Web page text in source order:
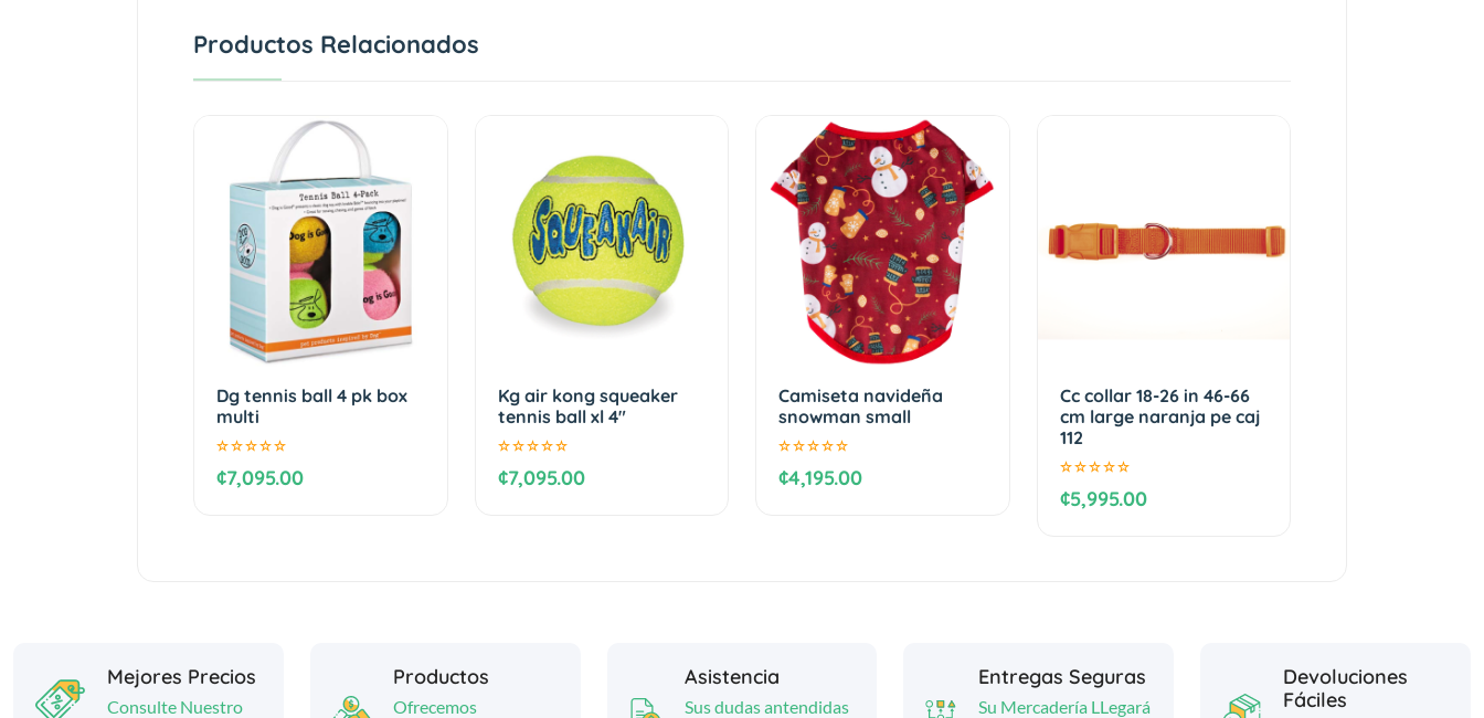
Productos Relacionados
Dg tennis ball 4 pk box
multi
¢7,095.00
Kg air kong squeaker
tennis ball xl 4"
¢7,095.00
Camiseta navideña
snowman small
¢4,195.00
Cc collar 18-26 in 46-66
cm large naranja pe caj
112
¢5,995.00
Mejores Precios
Consulte Nuestro
Productos
Ofrecemos
Asistencia
Sus dudas antendidas
Entregas Seguras
Su Mercadería LLegará
Devoluciones
Fáciles